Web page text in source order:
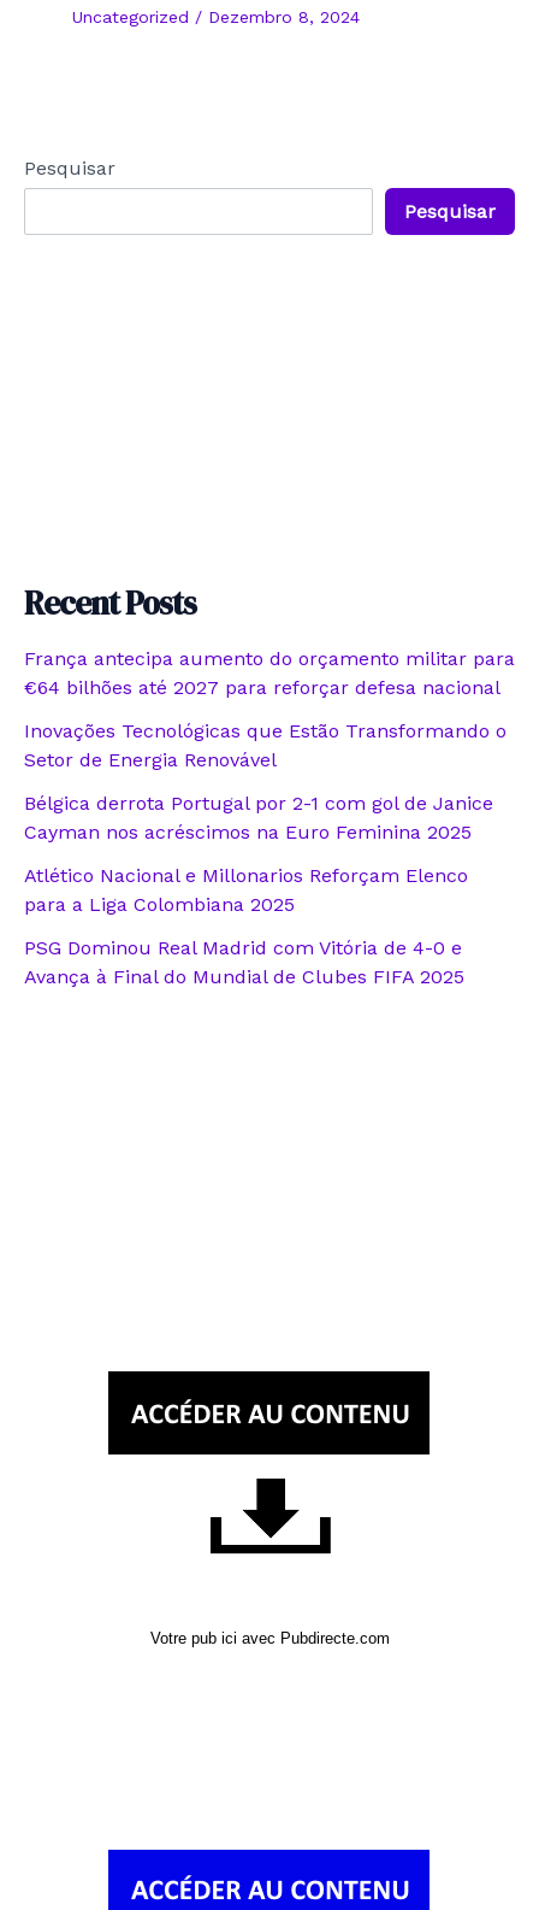
Uncategorized / Dezembro 8, 2024
Pesquisar
Pesquisar
Recent Posts
França antecipa aumento do orçamento militar para
€64 bilhões até 2027 para reforçar defesa nacional
Inovações Tecnológicas que Estão Transformando o
Setor de Energia Renovável
Bélgica derrota Portugal por 2-1 com gol de Janice
Cayman nos acréscimos na Euro Feminina 2025
Atlético Nacional e Millonarios Reforçam Elenco
para a Liga Colombiana 2025
PSG Dominou Real Madrid com Vitória de 4-0 e
Avança à Final do Mundial de Clubes FIFA 2025
Votre pub ici avec Pubdirecte.com